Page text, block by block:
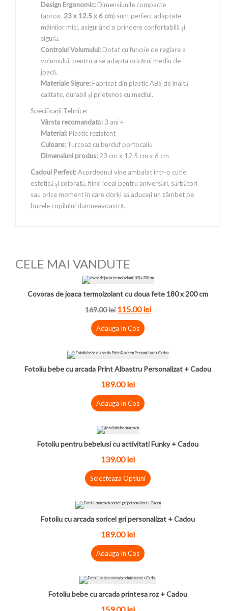
Design Ergonomic: Dimensiunile compacte
(aprox. 23 x 12.5 x 6 cm) sunt perfect adaptate
mâinilor mici, asigurând o prindere confortabilă și
sigură.
Controlul Volumului: Dotat cu funcție de reglare a
volumului, pentru a se adapta oricărui mediu de
joacă.
Materiale Sigure: Fabricat din plastic ABS de înaltă
calitate, durabil și prietenos cu mediul.
Specificații Tehnice:
Vârsta recomandată: 3 ani +
Material: Plastic rezistent
Culoare: Turcoaz cu burduf portocaliu
Dimensiuni produs: 23 cm x 12.5 cm x 6 cm
Cadoul Perfect:Acordeonul vine ambalat într-o cutie
estetică și colorată, fiind ideal pentru aniversări, sărbători
sau orice moment în care doriți să aduceți un zâmbet pe
buzele copilului dumneavoastră.
CELE MAI VANDUTE
Covoras de joaca termoizolant cu doua fete 180 x 200 cm
169.00lei 115.00lei
Adauga In Cos
Fotoliu bebe cu arcada Print Albastru Personalizat + Cadou
189.00lei
Adauga In Cos
Fotoliu pentru bebelusi cu activitati Funky + Cadou
139.00lei
Selecteaza Optiuni
Fotoliu cu arcada soricel gri personalizat + Cadou
189.00lei
Adauga In Cos
Fotoliu bebe cu arcada printesa roz + Cadou